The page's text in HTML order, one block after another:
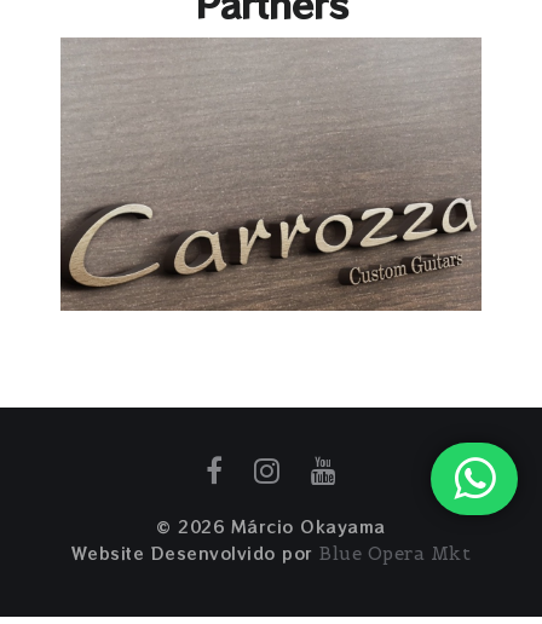
© 2026 Márcio Okayama
Website Desenvolvido porBlue Opera Mkt